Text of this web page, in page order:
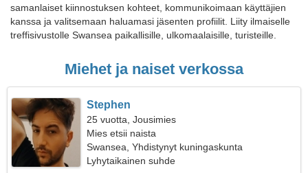
samanlaiset kiinnostuksen kohteet, kommunikoimaan käyttäjien
kanssa ja valitsemaan haluamasi jäsenten profiilit. Liity ilmaiselle
treffisivustolle Swansea paikallisille, ulkomaalaisille, turisteille.
Miehet ja naiset verkossa
Stephen
25 vuotta, Jousimies
Mies etsii naista
Swansea, Yhdistynyt kuningaskunta
Lyhytaikainen suhde